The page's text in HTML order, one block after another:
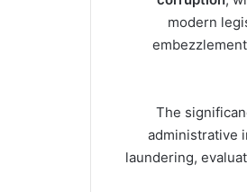
modern
The
administrative
laundering,